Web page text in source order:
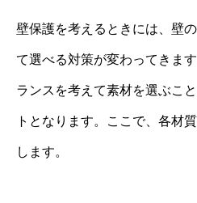
壁保護を考えるときには、壁
て選べる対策が変わってきま
ランスを考えて素材を選ぶこ
トとなります。ここで、各材
します。